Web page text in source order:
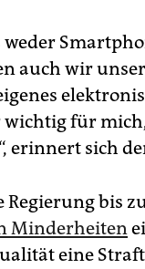
auch wir
für
erinnert sich
bis
Minderheiten
eine